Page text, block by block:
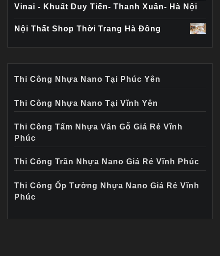
Vinai - Khuất Duy Tiến- Thanh Xuân- Hà Nội
Nội Thất Shop Thời Trang Hà Đông
Thi Công Nhựa Nano Tại Phúc Yên
Thi Công Nhựa Nano Tại Vĩnh Yên
Thi Công Tấm Nhựa Vân Gỗ Giá Rẻ Vĩnh
Phúc
Thi Công Trần Nhựa Nano Giá Rẻ Vĩnh Phúc
Thi Công Ốp Tường Nhựa Nano Giá Rẻ Vĩnh
Phúc